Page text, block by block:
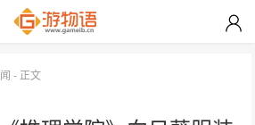
- 正文